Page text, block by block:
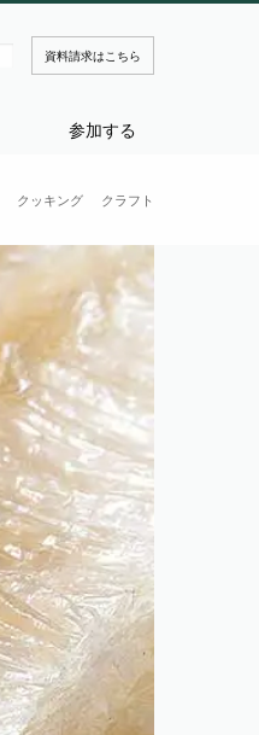
資料請求はこちら
参加する
クッキング クラフト